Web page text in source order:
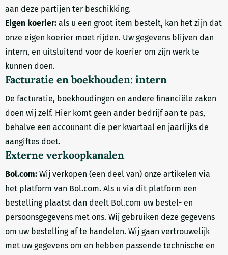
aan deze partijen ter beschikking.
Eigen koerier: als u een groot item bestelt, kan het zijn dat
onze eigen koerier moet rijden. Uw gegevens blijven dan
intern, en uitsluitend voor de koerier om zijn werk te
kunnen doen.
Facturatie en boekhouden: intern
De facturatie, boekhoudingen en andere financiële zaken
doen wij zelf. Hier komt geen ander bedrijf aan te pas,
behalve een accounant die per kwartaal en jaarlijks de
aangiftes doet.
Externe verkoopkanalen
Bol.com: Wij verkopen (een deel van) onze artikelen via
het platform van Bol.com. Als u via dit platform een
bestelling plaatst dan deelt Bol.com uw bestel- en
persoonsgegevens met ons. Wij gebruiken deze gegevens
om uw bestelling af te handelen. Wij gaan vertrouwelijk
met uw gegevens om en hebben passende technische en